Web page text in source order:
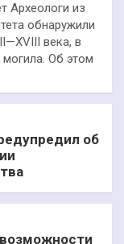
Археологи из
обнаружили
века, в
Об этом
об